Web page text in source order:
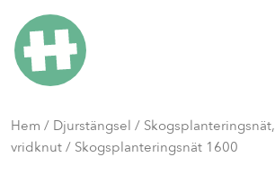
Hem / Djurstängsel / Skogsplanteringsnät,
vridknut / Skogsplanteringsnät 1600